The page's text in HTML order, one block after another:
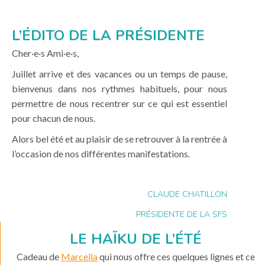
L’ÉDITO DE LA PRÉSIDENTE
Cher·e·s Ami·e·s,
Juillet arrive et des vacances ou un temps de pause,
bienvenus dans nos rythmes habituels, pour nous
permettre de nous recentrer sur ce qui est essentiel
pour chacun de nous.
Alors bel été et au plaisir de se retrouver à la rentrée à
l’occasion de nos différentes manifestations.
CLAUDE CHATILLON
PRÉSIDENTE DE LA SFS
LE HAÏKU DE L’ÉTÉ
Cadeau de Marcellaqui nous offre ces quelques lignes et ce